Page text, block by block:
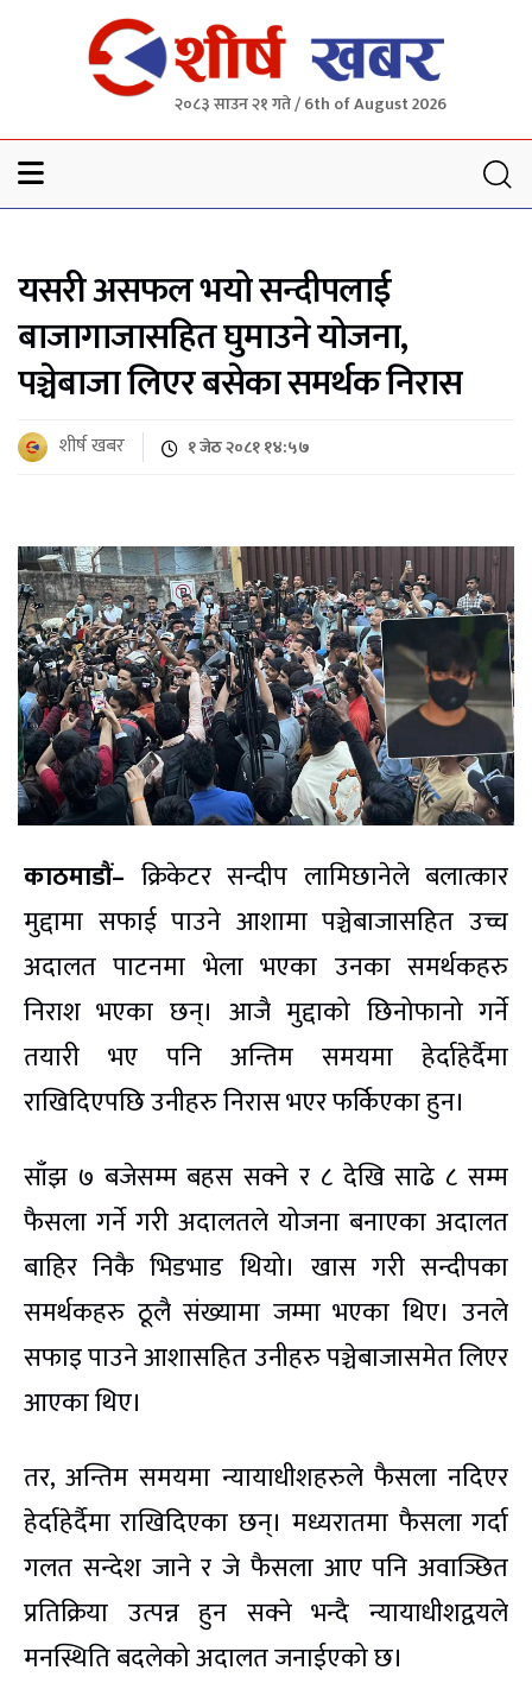
२०८३ साउन २१ गते / 6th of August 2026
यसरी असफल भयो सन्दीपलाई
बाजागाजासहित घुमाउने योजना,
पञ्चेबाजा लिएर बसेका समर्थक निरास
शीर्ष खबर १ जेठ २०८१ १४:५७
काठमाडौं– क्रिकेटर सन्दीप लामिछानेले बलात्कार
मुद्दामा सफाई पाउने आशामा पञ्चेबाजासहित उच्च
अदालत पाटनमा भेला भएका उनका समर्थकहरु
निराश भएका छन्। आजै मुद्दाको छिनोफानो गर्ने
तयारी भए पनि अन्तिम समयमा हेर्दाहेर्दैमा
राखिदिएपछि उनीहरु निरास भएर फर्किएका हुन।
साँझ ७ बजेसम्म बहस सक्ने र ८ देखि साढे ८ सम्म
फैसला गर्ने गरी अदालतले योजना बनाएका अदालत
बाहिर निकै भिडभाड थियो। खास गरी सन्दीपका
समर्थकहरु ठूलै संख्यामा जम्मा भएका थिए। उनले
सफाइ पाउने आशासहित उनीहरु पञ्चेबाजासमेत लिएर
आएका थिए।
तर, अन्तिम समयमा न्यायाधीशहरुले फैसला नदिएर
हेर्दाहेर्दैमा राखिदिएका छन्। मध्यरातमा फैसला गर्दा
गलत सन्देश जाने र जे फैसला आए पनि अवाञ्छित
प्रतिक्रिया उत्पन्न हुन सक्ने भन्दै न्यायाधीशद्वयले
मनस्थिति बदलेको अदालत जनाईएको छ।